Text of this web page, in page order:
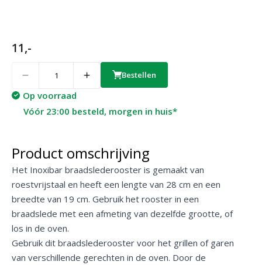
11,-
Bestellen
Op voorraad
Vóór 23:00 besteld, morgen in huis*
Product omschrijving
Het Inoxibar braadslederooster is gemaakt van
roestvrijstaal en heeft een lengte van 28 cm en een
breedte van 19 cm. Gebruik het rooster in een
braadslede met een afmeting van dezelfde grootte, of
los in de oven.
Gebruik dit braadslederooster voor het grillen of garen
van verschillende gerechten in de oven. Door de